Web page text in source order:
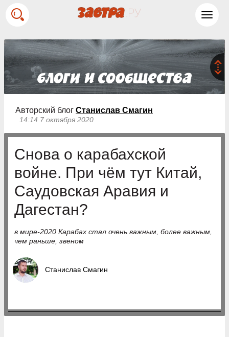
Авторский блог Станислав Смагин
14:14 7 октября 2020
Снова о карабахской
войне. При чём тут Китай,
Саудовская Аравия и
Дагестан?
в мире-2020 Карабах стал очень важным, более важным,
чем раньше, звеном
Станислав Смагин